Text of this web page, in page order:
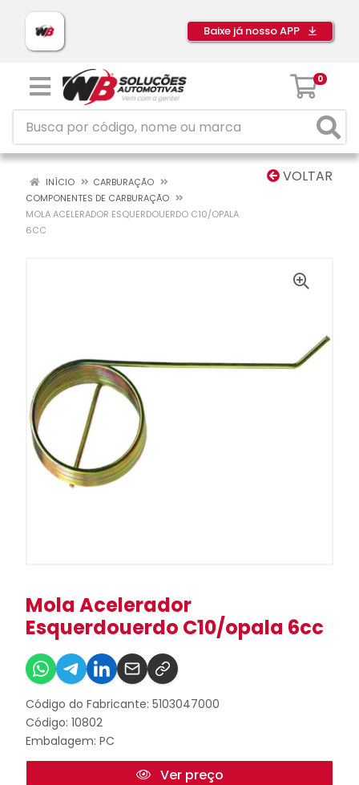
Baixe já nosso APP
0
VOLTAR
INÍCIO
CARBURAÇÃO
COMPONENTES DE CARBURAÇÃO
MOLA ACELERADOR ESQUERDOUERDO C10/OPALA
6CC
Mola Acelerador
Esquerdouerdo C10/opala 6cc
Código do Fabricante: 5103047000
Código: 10802
Embalagem: PC
Ver preço